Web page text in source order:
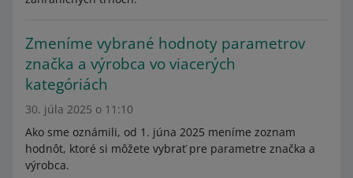
Zmeníme vybrané hodnoty parametrov
značka a výrobca vo viacerých
kategóriách
30. júla 2025 o 11:10
Ako sme oznámili, od 1. júna 2025 meníme zoznam
hodnôt, ktoré si môžete vybrať pre parametre značka a
výrobca.